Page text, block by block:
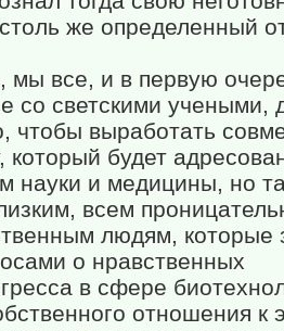
же определенный
мы все, и в первую
со светскими учеными,
чтобы выработать
который будет
науки и медицины, но
всем
людям, которые
о нравственных
в сфере
отношения к